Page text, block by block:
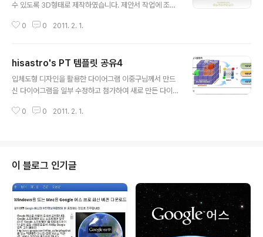
수 있도록 3D형태로 제작하였습니다. 제안서 작업에 조금
더 있다면.. 공유의 마음도 함께 하셨으면 합니다. 부디... ^
배포는 원칙적으로 이곳 블로그에서만 하도록 하겠습니다.
물론 hisastro's 템플릿의 주소를 링크로 알려주신다면,
소통 차원으로 감사히 생각하겠습니다.변형된 형태로 수정
플릿의 출발에 대한 명시를 해주시길 부탁드립니다. ※ 참
0 0 2011. 2. 1.
hisastro's PT 템플릿 공유4
입체도형 디자인을 활용한 다이어그램 이중구님께서 만드
신 다이어그램을 일부 수정하고 첨가하여 새로 만든 다이
없다는 생각이 듭니다. 하지만 많은 사람들은 어떤 작업의
들기도 합니다. 많은 분들이 소박하고 좋은 마음이라면 좋
겠다는 생각...그래서 많은 사람들이 행복해 지면 세상도 그
렇게 되지 않을까요? ^^ 아무쪼록 멋진 제안서 제작에 조금
이라도 도움이 되신다면 좋겠습니다. 고맙습니다. (_ _) 상
업용이 아니라면 마음껏 사용하셔도 좋습니다. 그렇지만,
따뜻한 댓글(또는 트랙백).. 남겨..
0 0 2011. 2. 1.
이 블로그 인기글